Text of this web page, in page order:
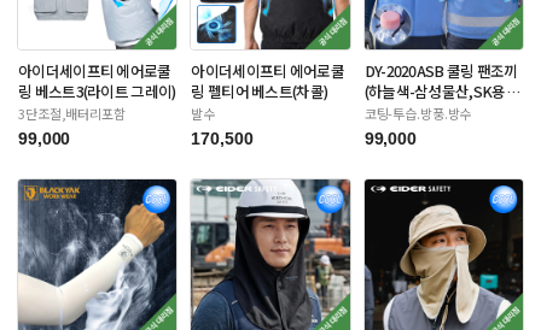
아이더세이프티 에어로쿨
링 베스트3(라이트 그레이)
3단조절,배터리포함
99,000
아이더세이프티 에어로쿨
링 펠티어 베스트(차콜)
발수
170,500
DY-2020ASB 쿨링 팬조끼
(하늘색-삼성물산,SK용)
배터리포함
코팅-투습.방풍.방수
99,000